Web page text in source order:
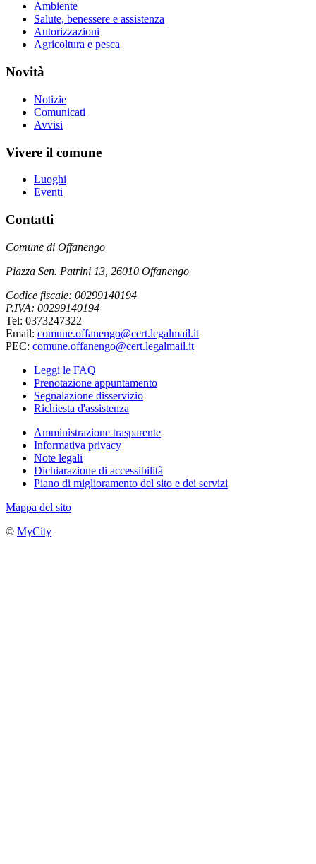
Ambiente
Salute, benessere e assistenza
Autorizzazioni
Agricoltura e pesca
Novità
Notizie
Comunicati
Avvisi
Vivere il comune
Luoghi
Eventi
Contatti
Comune di Offanengo
Piazza Sen. Patrini 13, 26010 Offanengo
Codice fiscale: 00299140194
P.IVA: 00299140194
Tel: 0373247322
Email: comune.offanengo@cert.legalmail.it
PEC: comune.offanengo@cert.legalmail.it
Leggi le FAQ
Prenotazione appuntamento
Segnalazione disservizio
Richiesta d'assistenza
Amministrazione trasparente
Informativa privacy
Note legali
Dichiarazione di accessibilità
Piano di miglioramento del sito e dei servizi
Mappa del sito
© MyCity